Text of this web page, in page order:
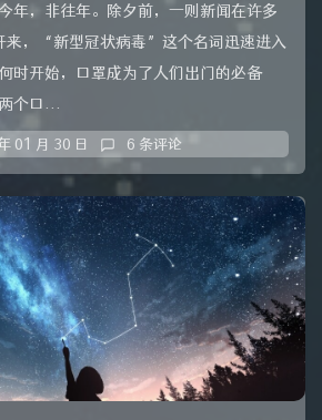
年，非往年。除夕前，一则新闻在许多
来，“新型冠状病毒”这个名词迅速进入
时开始，口罩成为了人们出门的必备
个口...
01 月 30 日 6 条评论